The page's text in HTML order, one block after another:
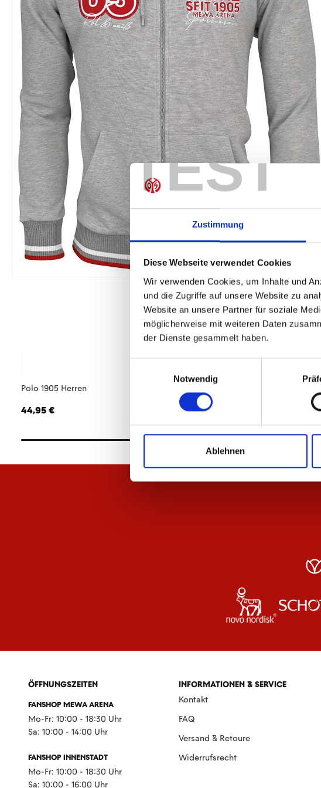
TEST
Zustimmung
Diese Webseite verwendet Cookies
Wir verwenden Cookies, um Inhalte und
und die Zugriffe auf unsere Website zu
Website an unsere Partner für soziale
möglicherweise mit weiteren Daten
der Dienste gesammelt haben.
Notwendig
Ablehnen
Polo 1905 Herren
44,95 € 119,95 €
ÖFFNUNGSZEITEN
FANSHOP MEWA ARENA
Mo-Fr: 10:00 - 18:30 Uhr
Sa: 10:00 - 14:00 Uhr
FANSHOP INNENSTADT
Mo-Fr: 10:00 - 18:30 Uhr
Sa: 10:00 - 16:00 Uhr
INFORMATIONEN & SERVICE
Kontakt
FAQ
Versand & Retoure
Widerrufsrecht